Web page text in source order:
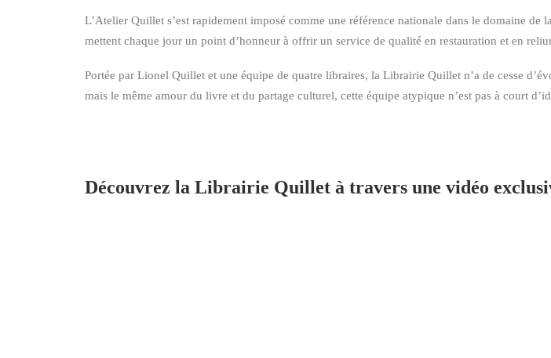
L’Atelier Quillet s’est rapidement imposé comme une référence nationale dans le domaine
mettent chaque jour un point d’honneur à offrir un service de qualité en restauration et en
Portée par Lionel Quillet et une équipe de quatre libraires, la Librairie Quillet n’a de cesse
mais le même amour du livre et du partage culturel, cette équipe atypique n’est pas à court
Découvrez la Librairie Quillet à travers une vidéo